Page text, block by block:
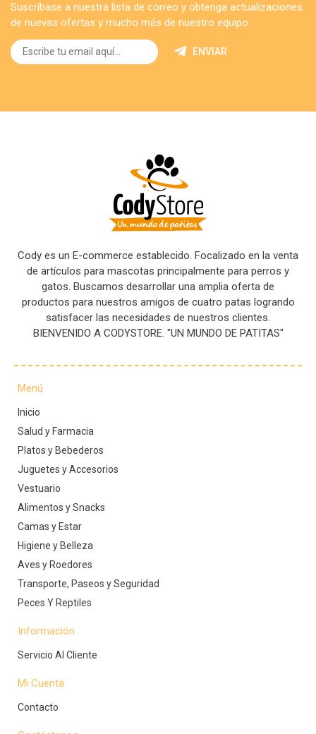
Suscríbase a nuestra lista de correo y obtenga actualizaciones
de nuevas ofertas y mucho más de nuestro equipo.
ENVIAR
Cody es un E-commerce establecido. Focalizado en la venta
de artículos para mascotas principalmente para perros y
gatos. Buscamos desarrollar una amplia oferta de
productos para nuestros amigos de cuatro patas logrando
satisfacer las necesidades de nuestros clientes.
BIENVENIDO A CODYSTORE. "UN MUNDO DE PATITAS"
Menú
Inicio
Salud y Farmacia
Platos y Bebederos
Juguetes y Accesorios
Vestuario
Alimentos y Snacks
Camas y Estar
Higiene y Belleza
Aves y Roedores
Transporte, Paseos y Seguridad
Peces Y Reptiles
Información
Servicio Al Cliente
Mi Cuenta
Contacto